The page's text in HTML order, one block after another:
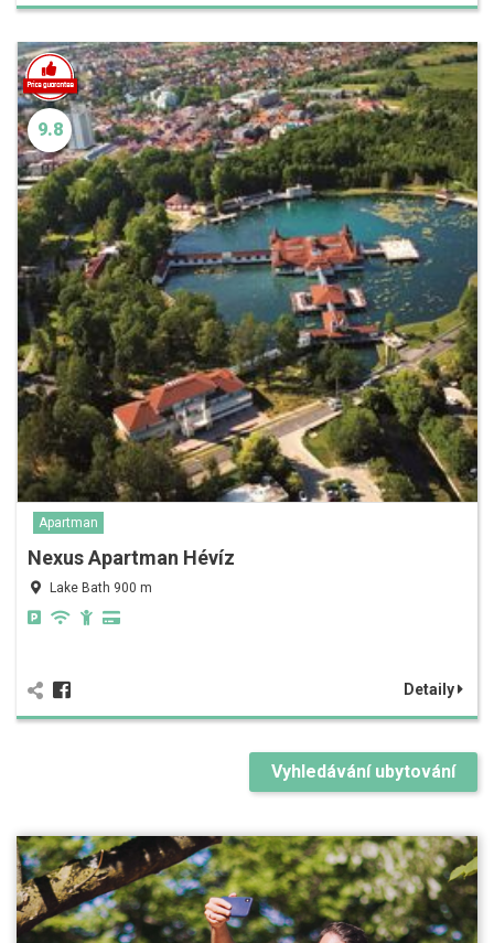
9.8
Apartman
Nexus Apartman Hévíz
Lake Bath 900 m
Detaily
Vyhledávání ubytování